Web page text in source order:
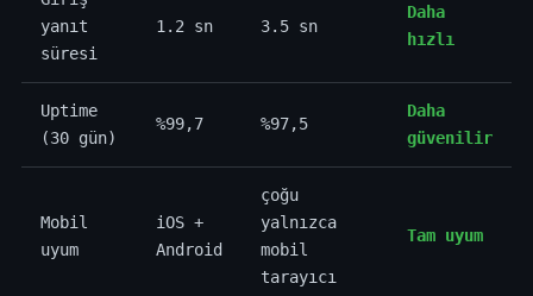
yanıt
süresi
1.2 sn 3.5 sn
Daha
hızlı
Uptime
(30 gün)
%99,7 %97,5
Daha
güvenilir
Mobil
uyum
iOS +
Android
çoğu
yalnızca
mobil
tarayıcı
Tam uyum